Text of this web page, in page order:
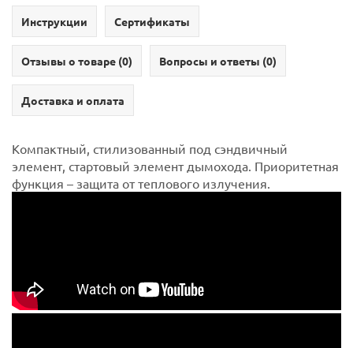
Инструкции Сертификаты
Отзывы о товаре (0) Вопросы и ответы (0)
Доставка и оплата
Компактный, стилизованный под сэндвичный
элемент, стартовый элемент дымохода. Приоритетная
функция – защита от теплового излучения.